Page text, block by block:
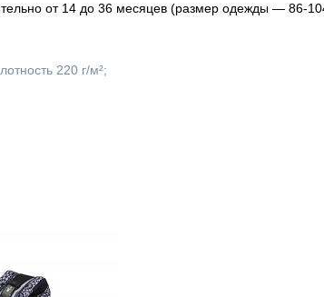
от 14 до 36 месяцев (размер одежды — 86-
220 г/м²;